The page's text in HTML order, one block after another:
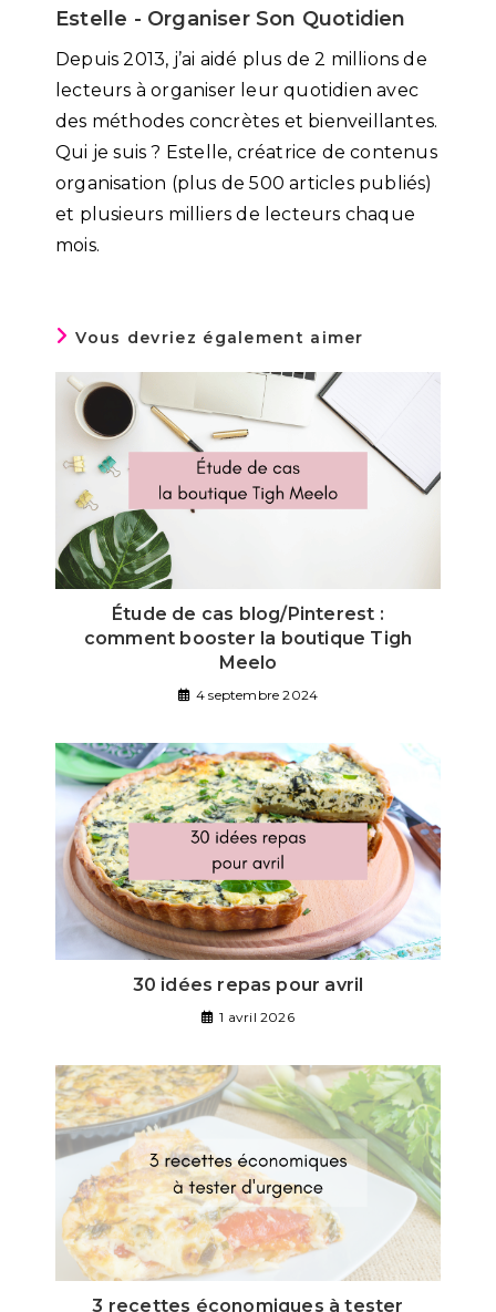
Estelle - Organiser Son Quotidien
Depuis 2013, j’ai aidé plus de 2 millions de
lecteurs à organiser leur quotidien avec
des méthodes concrètes et bienveillantes.
Qui je suis ? Estelle, créatrice de contenus
organisation (plus de 500 articles publiés)
et plusieurs milliers de lecteurs chaque
mois.
Vous devriez également aimer
Étude de cas blog/Pinterest :
comment booster la boutique Tigh
Meelo
4 septembre 2024
30 idées repas pour avril
1 avril 2026
3 recettes économiques à tester